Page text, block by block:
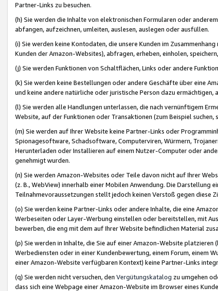
Partner-Links zu besuchen.
(h) Sie werden die Inhalte von elektronischen Formularen oder
abfangen, aufzeichnen, umleiten, auslesen, auslegen oder ausfüllen.
(i) Sie werden keine Kontodaten, die unsere Kunden im
Kunden der Amazon-Websites), abfragen, erheben, einholen,
(j) Sie werden Funktionen von Schaltflächen, Links oder andere
(k) Sie werden keine Bestellungen oder andere Geschäfte über eine
und keine andere natürliche oder juristische Person dazu
(l) Sie werden alle Handlungen unterlassen, die nach vernünftigem
Website, auf der Funktionen oder Transaktionen (zum Beispiel
(m) Sie werden auf Ihrer Website keine Partner-Links oder
Spionagesoftware, Schadsoftware, Computerviren, Würmern,
Herunterladen oder Installieren auf einem Nutzer-Computer oder
genehmigt wurden.
(n) Sie werden Amazon-Websites oder Teile davon nicht auf Ihrer
(z. B., WebView) innerhalb einer Mobilen Anwendung. Die Darstellung
Teilnahmevoraussetzungen stellt jedoch keinen Verstoß gegen diese
(o) Sie werden keine Partner-Links oder andere Inhalte, die eine
Werbeseiten oder Layer-Werbung einstellen oder bereitstellen, mit
bewerben, die eng mit dem auf Ihrer Website befindlichen Material
(p) Sie werden in Inhalte, die Sie auf einer Amazon-Website
Werbediensten oder in einer Kundenbewertung, einem Forum, einem
einer Amazon-Website verfügbaren Kontext) keine Partner-Links
(q) Sie werden nicht versuchen, den Vergütungskatalog zu umgehen
dass sich eine Webpage einer Amazon-Website im Browser eines